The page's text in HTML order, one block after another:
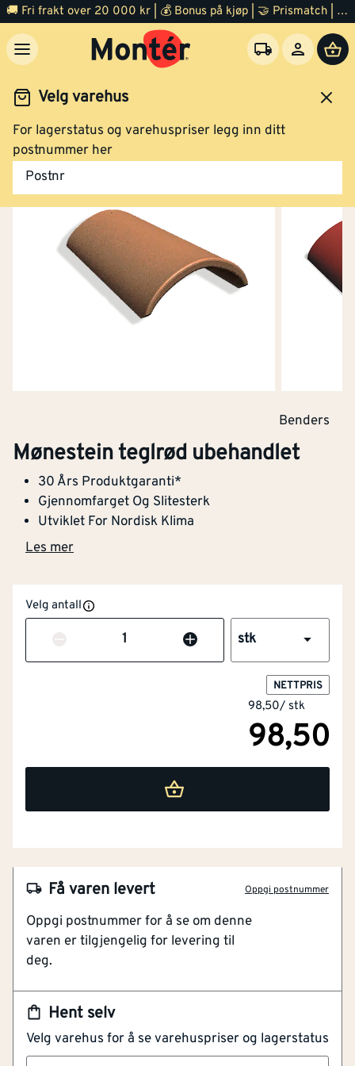
🚚 Fri frakt over 20 000 kr | 💰 Bonus på kjøp | 🤝 Prismatch | ⭐ 100% fornøyd garanti | 🏪 140 byggevarehus
Velg varehus
For lagerstatus og varehuspriser legg inn ditt
postnummer her
Postnr
Tak og pipe Takstein
Benders
Mønestein teglrød ubehandlet
30 Års Produktgaranti*
Gjennomfarget Og Slitesterk
Utviklet For Nordisk Klima
Les mer
Velg antall
Antall stk
NETTPRIS
98,50/ stk
98,50
Hent selv
Velg varehus for å se varehuspriser og lagerstatus
Få varen levert Oppgi postnummer
Oppgi postnummer for å se om denne
varen er tilgjengelig for levering til
deg.
NOBB
43044922
Artikkelnummer 101203737
30 Års Produktgaranti*
Gjennomfarget Og Slitesterk
Komplett Tak Med Benders Tilbehør
Ubehandlet Overflate
BRO-Brosjyre